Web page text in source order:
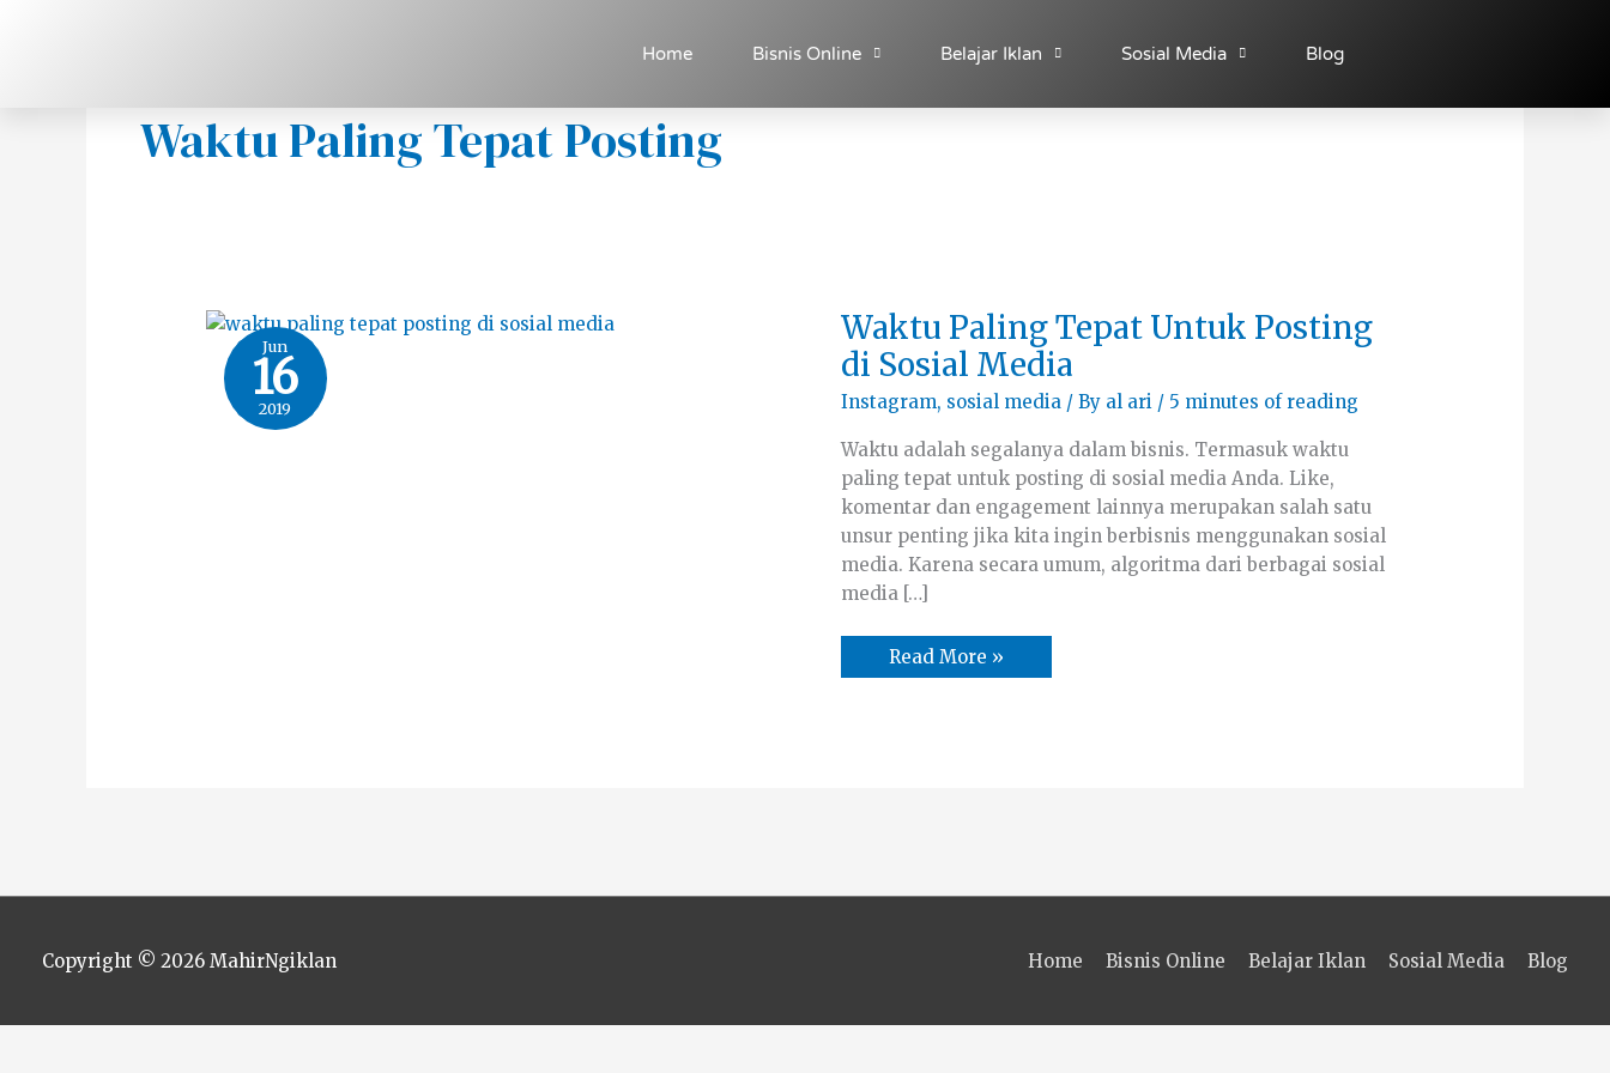
Home Bisnis Online Belajar Iklan Sosial Media Blog
Waktu Paling Tepat Posting
Jun
16
2019
Waktu Paling Tepat Untuk Posting
di Sosial Media
Instagram, sosial media / By al ari / 5 minutes of reading
Waktu adalah segalanya dalam bisnis. Termasuk waktu
paling tepat untuk posting di sosial media Anda. Like,
komentar dan engagement lainnya merupakan salah satu
unsur penting jika kita ingin berbisnis menggunakan sosial
media. Karena secara umum, algoritma dari berbagai sosial
media […]
Waktu
Paling
Tepat
Untuk
di
Media
Read More »
Copyright © 2026 MahirNgiklan Home Bisnis Online Belajar Iklan Sosial Media Blog